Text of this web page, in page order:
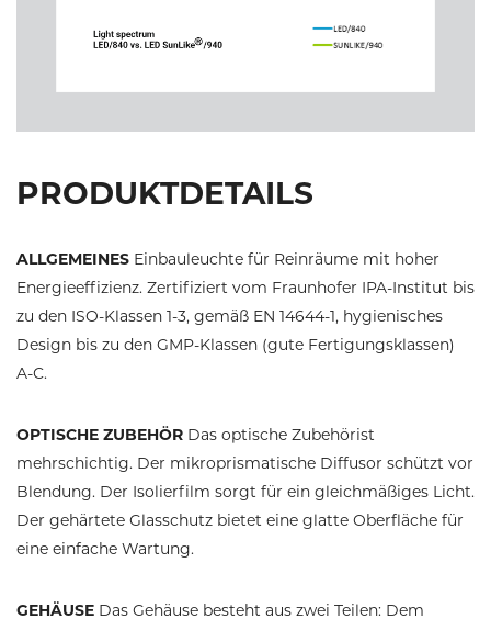
PRODUKTDETAILS
ALLGEMEINES Einbauleuchte für Reinräume mit hoher
Energieeffizienz. Zertifiziert vom Fraunhofer IPA-Institut bis
zu den ISO-Klassen 1-3, gemäß EN 14644-1, hygienisches
Design bis zu den GMP-Klassen (gute Fertigungsklassen)
A-C.
OPTISCHE ZUBEHÖR Das optische Zubehörist
mehrschichtig. Der mikroprismatische Diffusor schützt vor
Blendung. Der Isolierfilm sorgt für ein gleichmäßiges Licht.
Der gehärtete Glasschutz bietet eine glatte Oberfläche für
eine einfache Wartung.
GEHÄUSE Das Gehäuse besteht aus zwei Teilen: Dem